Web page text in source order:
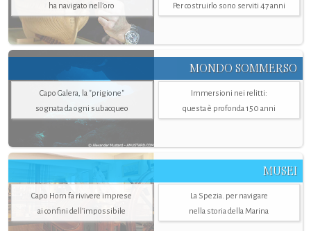
ha navigato nell’oro
Per costruirlo sono serviti 47 anni
MONDO SOMMERSO
Capo Galera, la "prigione"
sognata da ogni subacqueo
Immersioni nei relitti:
questa è profonda 150 anni
MUSEI
Capo Horn fa rivivere imprese
ai confini dell’impossibile
La Spezia. per navigare
nella storia della Marina